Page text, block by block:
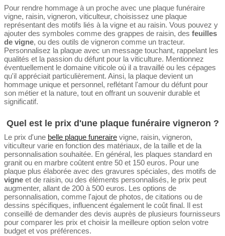
Pour rendre hommage à un proche avec une plaque funéraire
vigne, raisin, vigneron, viticulteur, choisissez une plaque
représentant des motifs liés à la vigne et au raisin. Vous pouvez y
ajouter des symboles comme des grappes de raisin, des feuilles
de vigne, ou des outils de vigneron comme un tracteur.
Personnalisez la plaque avec un message touchant, rappelant les
qualités et la passion du défunt pour la viticulture. Mentionnez
éventuellement le domaine viticole où il a travaillé ou les cépages
qu'il appréciait particulièrement. Ainsi, la plaque devient un
hommage unique et personnel, reflétant l'amour du défunt pour
son métier et la nature, tout en offrant un souvenir durable et
significatif.
Quel est le prix d'une plaque funéraire vigneron ?
Le prix d'une belle plaque funeraire vigne, raisin, vigneron,
viticulteur varie en fonction des matériaux, de la taille et de la
personnalisation souhaitée. En général, les plaques standard en
granit ou en marbre coûtent entre 50 et 150 euros. Pour une
plaque plus élaborée avec des gravures spéciales, des motifs de
vigne et de raisin, ou des éléments personnalisés, le prix peut
augmenter, allant de 200 à 500 euros. Les options de
personnalisation, comme l'ajout de photos, de citations ou de
dessins spécifiques, influencent également le coût final. Il est
conseillé de demander des devis auprès de plusieurs fournisseurs
pour comparer les prix et choisir la meilleure option selon votre
budget et vos préférences.